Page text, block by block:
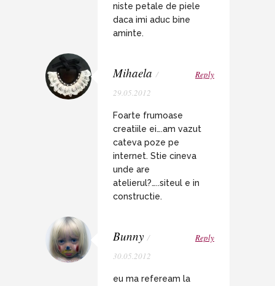
niste petale de piele
daca imi aduc bine
aminte.
Mihaela /
29.05.2012
Reply
Foarte frumoase
creatiile ei….am vazut
cateva poze pe
internet. Stie cineva
unde are
atelierul?…..siteul e in
constructie.
Bunny /
30.05.2012
Reply
eu ma refeream la